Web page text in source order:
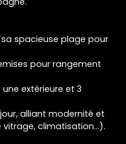
sa spacieuse plage pour
pour rangement
extérieure et 3
alliant modernité et
climatisation...).